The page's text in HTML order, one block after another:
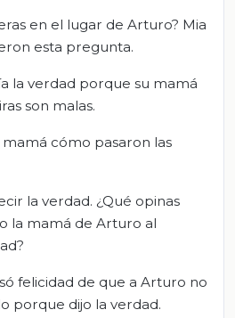
en el lugar de Arturo? Mia
esta pregunta.
la verdad porque su mamá
son malas.
mamá cómo pasaron las
la verdad. ¿Qué opinas
la mamá de Arturo al
felicidad de que a Arturo no
porque dijo la verdad.